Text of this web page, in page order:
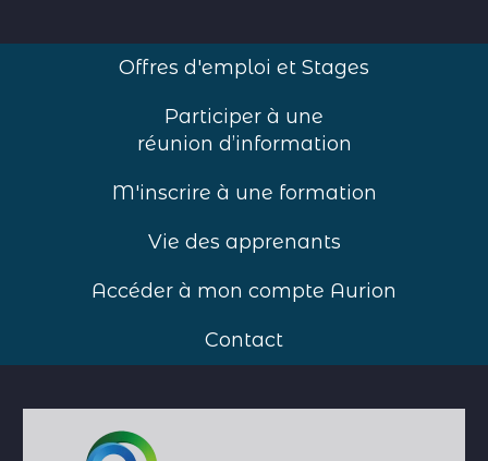
Offres d'emploi et Stages
Participer à une
réunion d’information
M'inscrire à une formation
Vie des apprenants
Accéder à mon compte Aurion
Contact
d’Atelier (TMA)